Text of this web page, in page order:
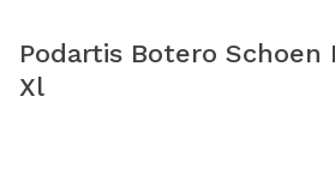
Podartis Botero Schoen
Xl